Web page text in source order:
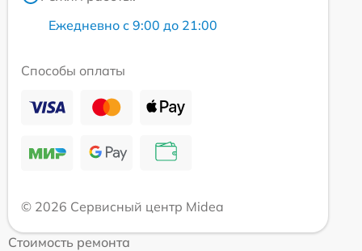
Ежедневно с 9:00 до 21:00
Способы оплаты
© 2026 Сервисный центр Midea
Стоимость ремонта